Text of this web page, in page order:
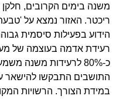
ריכטר. האזור נמצא על
הידוע בפעילות סיסמית
כ-80% לרעידות משנה
התושבים התבקשו להישאר
במידת הצורך. הרשויות